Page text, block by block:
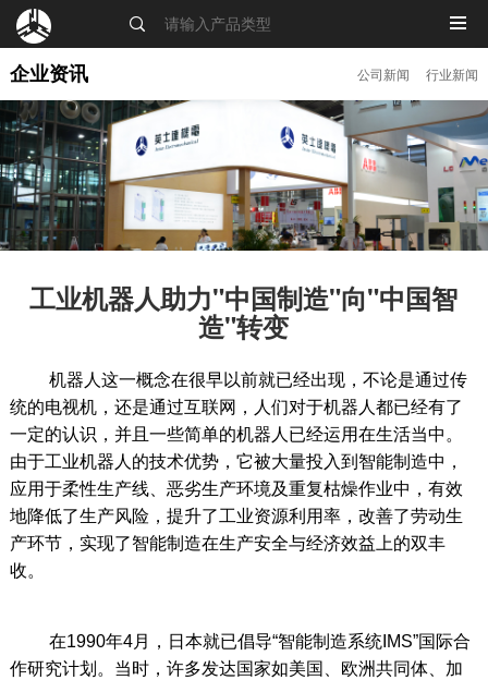
MENU
企业资讯 公司新闻 行业新闻
工业机器人助力"中国制造"向"中国智
造"转变
机器人这一概念在很早以前就已经出现，不论是通过传
统的电视机，还是通过互联网，人们对于机器人都已经有了
一定的认识，并且一些简单的机器人已经运用在生活当中。
由于工业机器人的技术优势，它被大量投入到智能制造中，
应用于柔性生产线、恶劣生产环境及重复枯燥作业中，有效
地降低了生产风险，提升了工业资源利用率，改善了劳动生
产环节，实现了智能制造在生产安全与经济效益上的双丰
收。
在1990年4月，日本就已倡导“智能制造系统IMS”国际合
作研究计划。当时，许多发达国家如美国、欧洲共同体、加